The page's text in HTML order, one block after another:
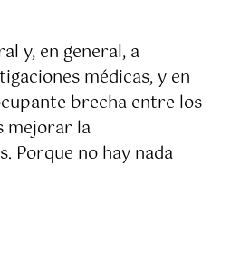
y, en general, a
médicas, y en
brecha entre los
mejorar la
Porque no hay nada